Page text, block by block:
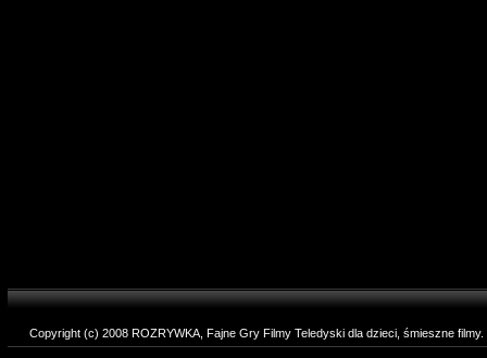
Copyright (c) 2008 ROZRYWKA, Fajne Gry Filmy Teledyski dla dzieci, śmieszne